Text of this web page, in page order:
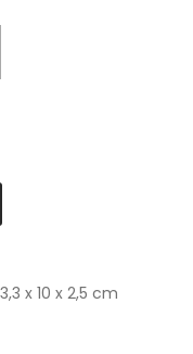
x 10 x 2,5 cm